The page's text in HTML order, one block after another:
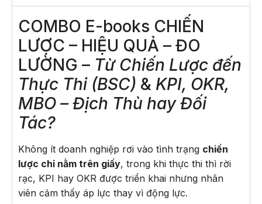
COMBO E-books CHIẾN
LƯỢC – HIỆU QUẢ – ĐO
LƯỜNG – Từ Chiến Lược đến
Thực Thi (BSC) & KPI, OKR,
MBO – Địch Thù hay Đối
Tác?
Không ít doanh nghiệp rơi vào tình trạng chiến
lược chỉ nằm trên giấy, trong khi thực thi thì rời
rạc, KPI hay OKR được triển khai nhưng nhân
viên cảm thấy áp lực thay vì động lực.